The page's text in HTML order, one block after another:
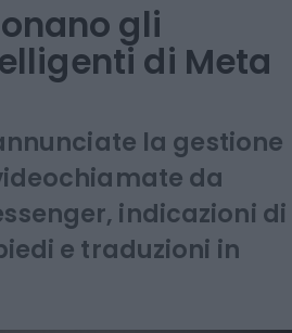
gli
di Meta
la gestione
da
indicazioni di
e traduzioni in